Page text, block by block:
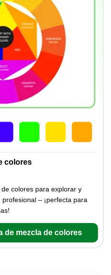
colores
colores para explorar y
– ¡perfecta para
de mezcla de colores